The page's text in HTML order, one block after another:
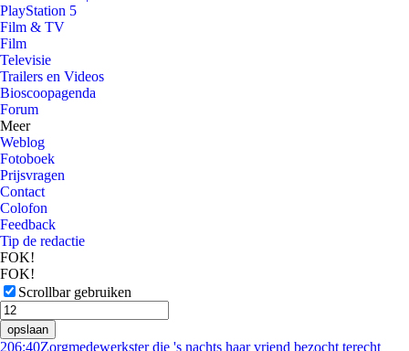
PlayStation 5
Film & TV
Film
Televisie
Trailers en Videos
Bioscoopagenda
Forum
Meer
Weblog
Fotoboek
Prijsvragen
Contact
Colofon
Feedback
Tip de redactie
FOK!
FOK!
Scrollbar gebruiken
opslaan
206:40Zorgmedewerkster die 's nachts haar vriend bezocht terecht